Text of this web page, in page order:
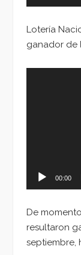
Lotería
ganador de
00:00
De
resultaron
septiembre,